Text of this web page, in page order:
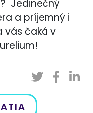
Jedinečný
a príjemný i
vás čaká v